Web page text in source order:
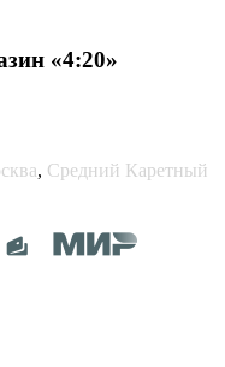
«4:20»
, Средний Каретный